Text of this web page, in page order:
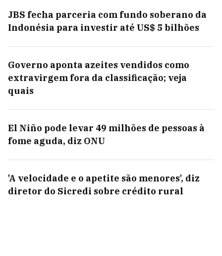
JBS fecha parceria com fundo soberano da
Indonésia para investir até US$ 5 bilhões
Governo aponta azeites vendidos como
extravirgem fora da classificação; veja
quais
El Niño pode levar 49 milhões de pessoas à
fome aguda, diz ONU
'A velocidade e o apetite são menores', diz
diretor do Sicredi sobre crédito rural